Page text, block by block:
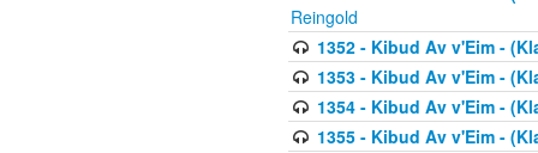
Reingold
1352 - Kibud Av v'Eim -
1353 - Kibud Av v'Eim -
1354 - Kibud Av v'Eim -
1355 - Kibud Av v'Eim -